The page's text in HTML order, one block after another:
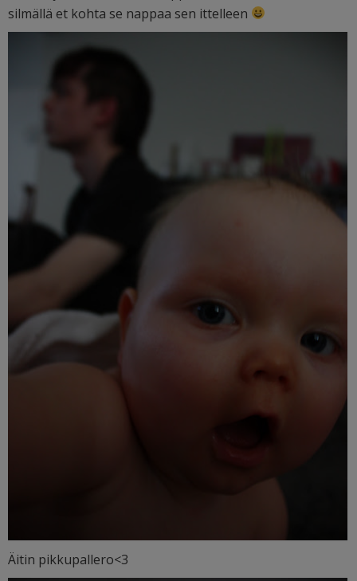
silmällä et kohta se nappaa sen ittelleen
Äitin pikkupallero<3